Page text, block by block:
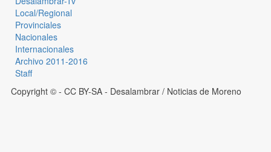
Local/Regional
Provinciales
Nacionales
Internacionales
Archivo 2011-2016
Staff
Copyright © - CC BY-SA - Desalambrar / Noticias de Moreno